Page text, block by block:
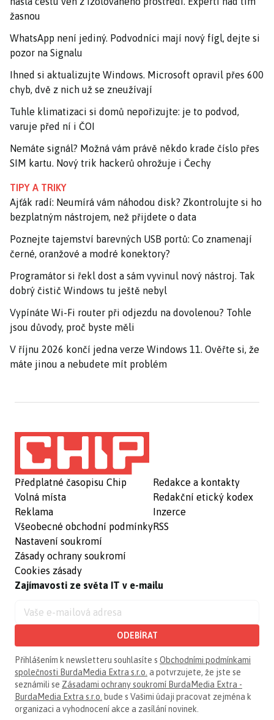
žasnou
WhatsApp není jediný. Podvodníci mají nový fígl, dejte si
pozor na Signalu
Ihned si aktualizujte Windows. Microsoft opravil přes 600
chyb, dvě z nich už se zneužívají
Tuhle klimatizaci si domů nepořizujte: je to podvod,
varuje před ní i ČOI
Nemáte signál? Možná vám právě někdo krade číslo přes
SIM kartu. Nový trik hackerů ohrožuje i Čechy
TIPY A TRIKY
Ajťák radí: Neumírá vám náhodou disk? Zkontrolujte si ho
bezplatným nástrojem, než přijdete o data
Poznejte tajemství barevných USB portů: Co znamenají
černé, oranžové a modré konektory?
Programátor si řekl dost a sám vyvinul nový nástroj. Tak
dobrý čistič Windows tu ještě nebyl
Vypínáte Wi-Fi router při odjezdu na dovolenou? Tohle
jsou důvody, proč byste měli
V říjnu 2026 končí jedna verze Windows 11. Ověřte si, že
máte jinou a nebudete mít problém
Předplatné časopisu Chip
Volná místa
Reklama
Všeobecné obchodní podmínky
Nastavení soukromí
Zásady ochrany soukromí
Cookies zásady
Redakce a kontakty
Redakční etický kodex
Inzerce
RSS
Zajímavosti ze světa IT v e-mailu
ODEBÍRAT
Přihlášením k newsletteru souhlasíte s Obchodními podmínkami
společnosti BurdaMedia Extra s.r.o. a potvrzujete, že jste se
seznámili se Zásadami ochrany soukromí BurdaMedia Extra -
BurdaMedia Extra s.r.o. bude s Vašimi údaji pracovat zejména k
organizaci a vyhodnocení akce a zasílání novinek.